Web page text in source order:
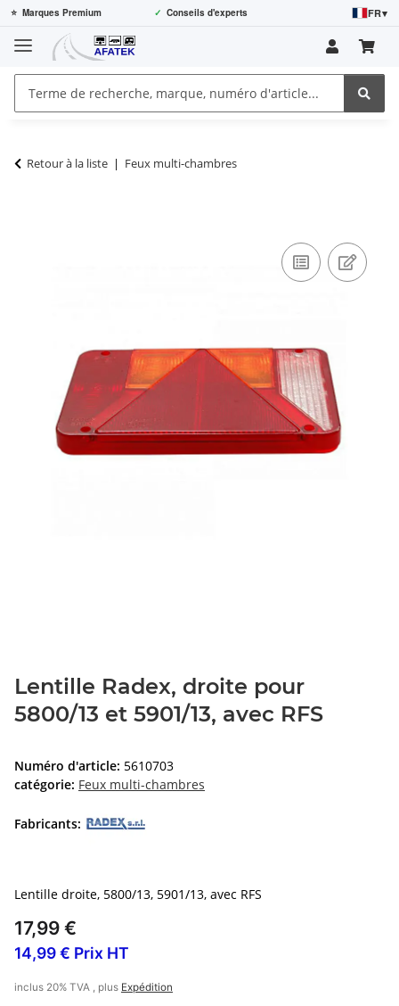
⭐ Marques Premium ✓ Conseils d'experts FR▾
Retour à la liste Feux multi-chambres
Lentille Radex, droite pour
5800/13 et 5901/13, avec RFS
Numéro d'article: 5610703
catégorie: Feux multi-chambres
Fabricants:
Lentille droite, 5800/13, 5901/13, avec RFS
17,99 €
14,99 € Prix HT
inclus 20% TVA , plus Expédition